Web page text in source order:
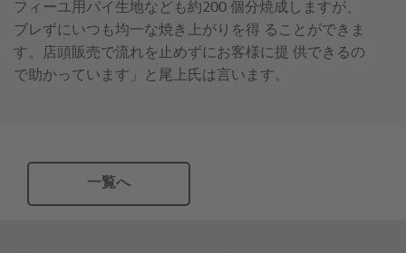
フィーユ用パイ生地なども約200 個分焼成しますが、
ブレずにいつも均一な焼き上がりを得 ることができま
す。店頭販売で流れを止めずにお客様に提 供できるの
で助かっています」と尾上氏は言います。
一覧へ